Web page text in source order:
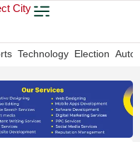
City
Technology Election Auto